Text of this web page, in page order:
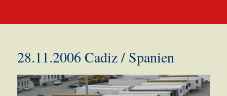
28.11.2006 Cadiz / Spanien